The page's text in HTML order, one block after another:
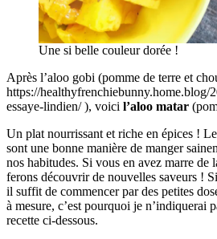
Une si belle couleur dorée !
Après l’aloo gobi (pomme de terre et
https://healthyfrenchiebunny.home.blog/
essaye-lindien/ ), voici l’aloo matar
Un plat nourrissant et riche en épices !
sont une bonne manière de manger
nos habitudes. Si vous en avez marre de
ferons découvrir de nouvelles saveurs !
il suffit de commencer par des petites
à mesure, c’est pourquoi je n’indiquerai
recette ci-dessous.